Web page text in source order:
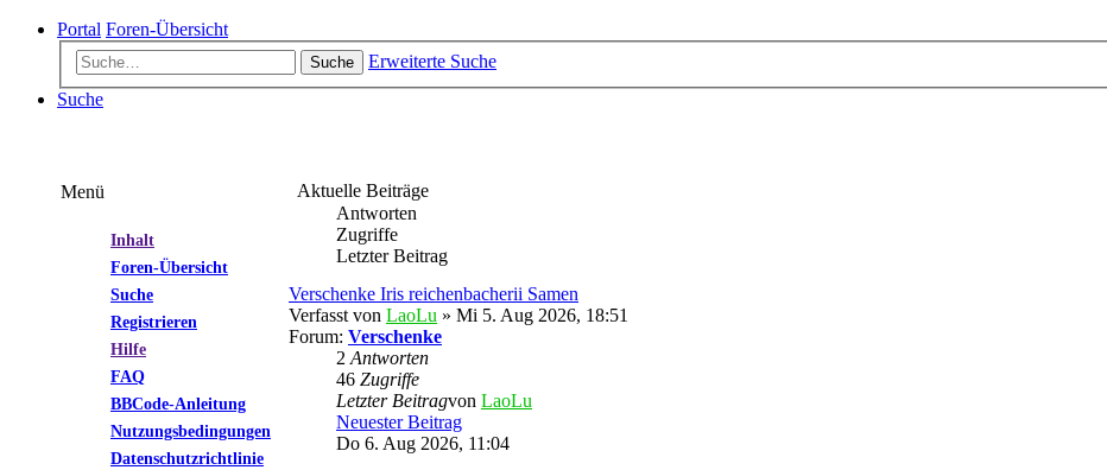
Portal Foren-Übersicht
Suche
Erweiterte Suche
Suche
Aktuelle Beiträge
Antworten
Zugriffe
Letzter Beitrag
Verschenke Iris reichenbacherii Samen
Verfasst von LaoLu » Mi 5. Aug 2026, 18:51
Forum: Verschenke
2 Antworten
46 Zugriffe
Letzter Beitragvon LaoLu
Neuester Beitrag
Do 6. Aug 2026, 11:04
Menü
Inhalt
Foren-Übersicht
Suche
Registrieren
Hilfe
FAQ
BBCode-Anleitung
Nutzungsbedingungen
Datenschutzrichtlinie